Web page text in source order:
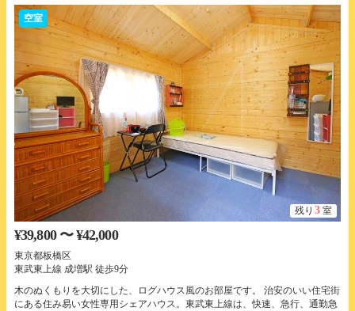
空室
残り 3 室
¥39,800 〜 ¥42,000
東京都板橋区
東武東上線 成増駅 徒歩9分
木のぬくもりを大切にした、ログハウス風のお部屋です。 治安のいい住宅街
にある住み易い女性専用シェアハウス。東武東上線は、快速、急行、通勤急